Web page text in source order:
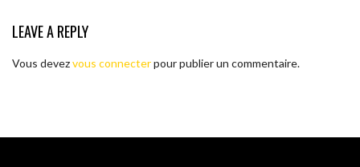
LEAVE A REPLY
Vous devezvous connecterpour publier un commentaire.